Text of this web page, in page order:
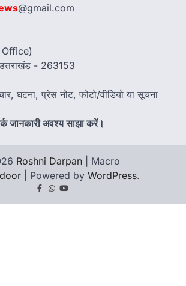
@gmail.com
- 263153
घटना, प्रेस नोट, फोटो/वीडियो या सूचना
जानकारी अवश्य साझा करें।
Roshni Darpan | Macro
| Powered by WordPress.
Facebook
Whatsapp
youtube